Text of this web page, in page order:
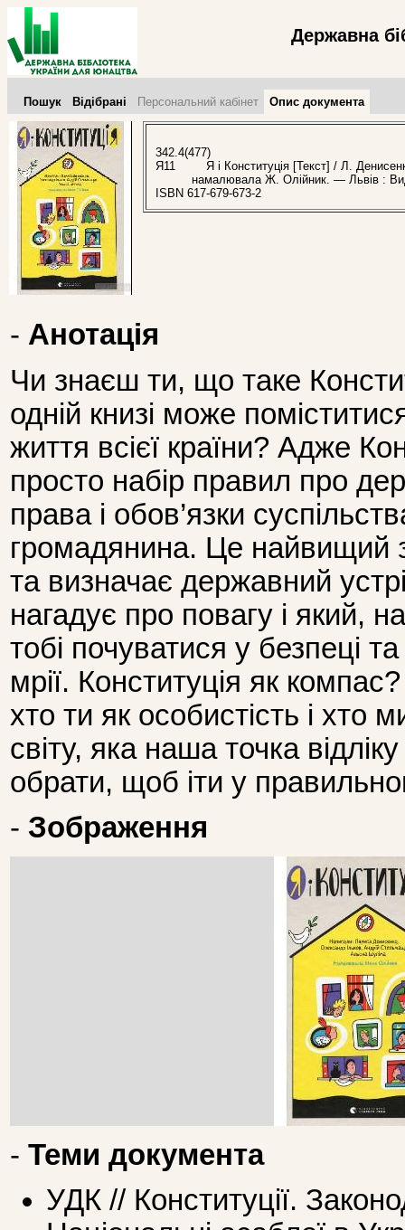
Державна
Пошук Відібрані Персональний кабінет Опис документа
342.4(477)
Я11
Я і Конституція [Текст] / Л.
намалювала Ж. Олійник. — Львів :
ISBN 617-679-673-2
- Анотація
Чи знаєш ти, що таке
одній книзі може
життя всієї країни? Адже
просто набір правил про
права і обов’язки
громадянина. Це найвищий
та визначає державний
нагадує про повагу і який,
тобі почуватися у безпеці
мрії. Конституція як
хто ти як особис­тість і хто
світу, яка наша точка
обрати, щоб іти у
- Зображення
- Теми документа
УДК // Конституції.